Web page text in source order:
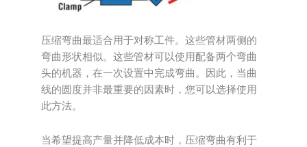
压缩弯曲最适合用于对称工件。这些管材两侧的
弯曲形状相似。这些管材可以使用配备两个弯曲
头的机器，在一次设置中完成弯曲。因此，当曲
线的圆度并非最重要的因素时，您可以选择使用
此方法。
当希望提高产量并降低成本时，压缩弯曲有利于